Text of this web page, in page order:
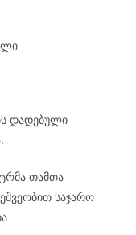
დადებული
თამთა
საჯარო